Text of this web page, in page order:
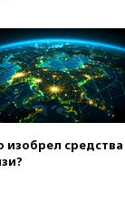
«Родине» со
WSJ: Трамп уже
войну с
ядерной сделки
Украине
изобрел средства